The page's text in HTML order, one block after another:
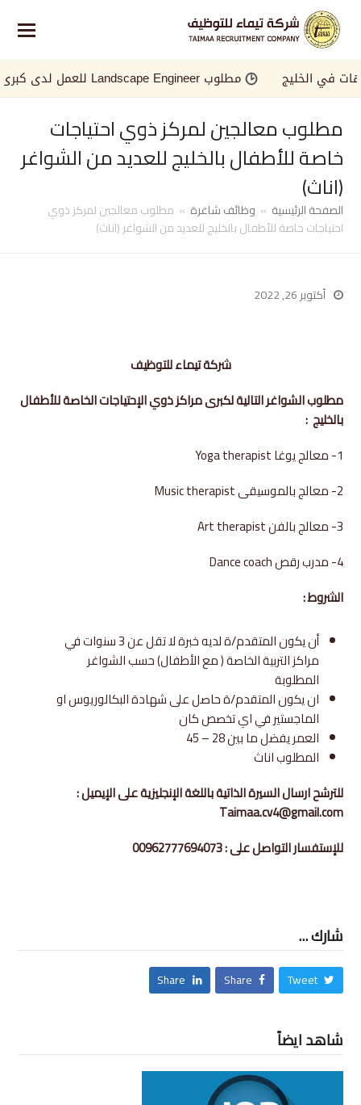
الخليج مطلوب Landscape Engineer للعمل لدى كبرى الجهات في الخليج
مطلوب معالجين لمركز ذوي احتياجات
خاصة للأطفال بالخليج للعديد من الشواغر
(اناث)
الصفحة الرئيسية » وظائف شاغرة » مطلوب معالجين لمركز ذوي
احتياجات خاصة للأطفال بالخليج للعديد من الشواغر (اناث)
أكتوبر 26, 2022
شركة تيماء للتوظيف
مطلوب الشواغر التالية لكبرى مراكز ذوي الإحتياجات الخاصة للأطفال
بالخليج :
1- معالج يوغا Yoga therapist
2- معالج بالموسيقى Music therapist
3- معالج بالفن Art therapist
4- مدرب رقص Dance coach
الشروط :
أن يكون المتقدم/ة لديه خبرة لا تقل عن 3 سنوات في
مراكز التربية الخاصة ( مع الأطفال) حسب الشواغر
المطلوبة
ان يكون المتقدم/ة حاصل على شهادة البكالوريوس او
الماجستير في اي تخصص كان
العمر يفضل ما بين 28 – 45
المطلوب اناث
للترشح ارسال السيرة الذاتية باللغة الإنجليزية على الإيميل :
Taimaa.cv4@gmail.com
للإستفسار التواصل على : 00962777694073
شارك ...
Tweet
Share
Share
شاهد ايضاً